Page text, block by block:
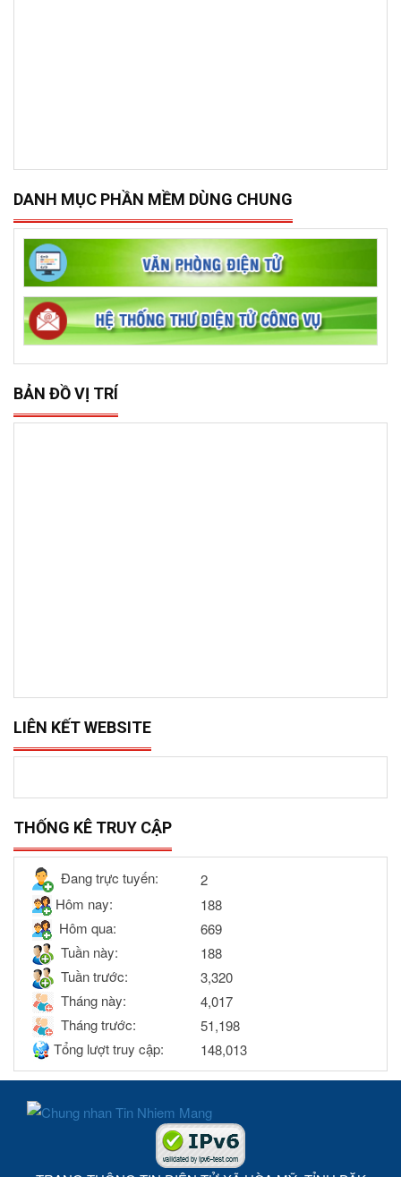
DANH MỤC PHẦN MỀM DÙNG CHUNG
BẢN ĐỒ VỊ TRÍ
LIÊN KẾT WEBSITE
THỐNG KÊ TRUY CẬP
Đang trực tuyến:
2
Hôm nay:
188
Hôm qua:
669
Tuần này:
188
Tuần trước:
3,320
Tháng này:
4,017
Tháng trước:
51,198
Tổng lượt truy cập:
148,013